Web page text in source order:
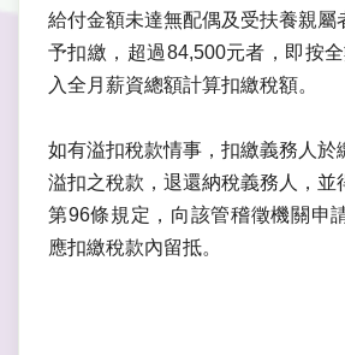
給付金額未達無配偶及受扶養親屬
予扣繳，超過84,500元者，即按
入全月薪資總額計算扣繳稅額。
如有溢扣稅款情事，扣繳義務人於
溢扣之稅款，退還納稅義務人，並
第96條規定，向該管稽徵機關申
應扣繳稅款內留抵。